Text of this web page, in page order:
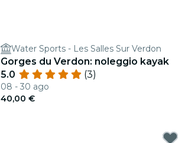
Water Sports - Les Salles Sur Verdon
Gorges du Verdon: noleggio kayak
5.0
(3)
08 - 30 ago
40,00 €